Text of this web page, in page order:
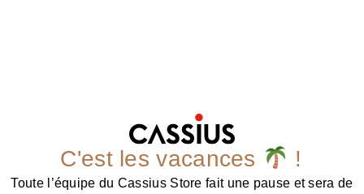
C'est les vacances !
Toute l’équipe du Cassius Store fait une pause et sera de